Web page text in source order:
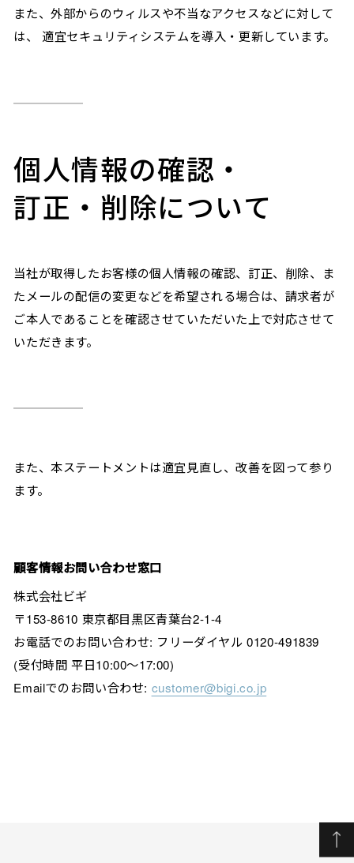
また、外部からのウィルスや不当なアクセスなどに対して
は、 適宜セキュリティシステムを導入・更新しています。
個人情報の確認・
訂正・削除について
当社が取得したお客様の個人情報の確認、訂正、削除、ま
たメールの配信の変更などを希望される場合は、請求者が
ご本人であることを確認させていただいた上で対応させて
いただきます。
また、本ステートメントは適宜見直し、改善を図って参り
ます。
顧客情報お問い合わせ窓口
株式会社ビギ
〒153-8610 東京都目黒区青葉台2-1-4
お電話でのお問い合わせ: フリーダイヤル 0120-491839
(受付時間 平日10:00～17:00)
Emailでのお問い合わせ: customer@bigi.co.jp